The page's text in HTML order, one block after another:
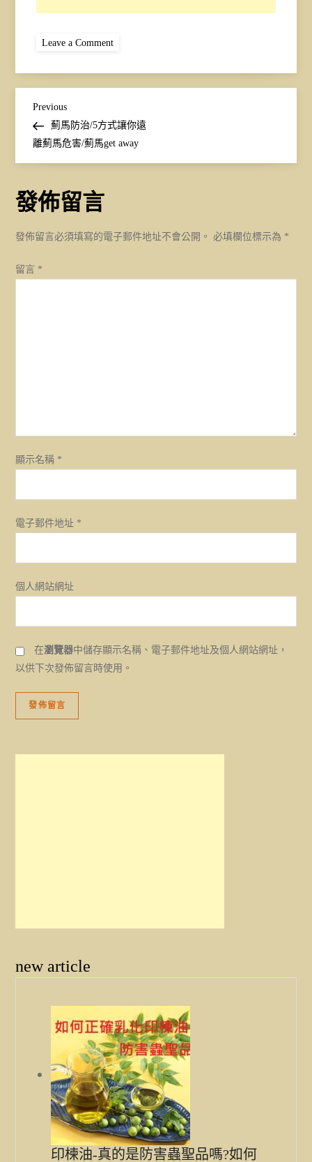
Leave a Commenton
文
章
覽
Previous
Post
Previous
薊馬防治/5方式讓你遠
離薊馬危害/薊馬get away
發佈留言
發佈留言必須填寫的電子郵件地址不會公開。 必填欄位標示為 *
留言 *
顯示名稱 *
電子郵件地址 *
個人網站網址
在瀏覽器中儲存顯示名稱、電子郵件地址及個人網站網址，
以供下次發佈留言時使用。
new article
印楝油-真的是防害蟲聖品嗎?如何